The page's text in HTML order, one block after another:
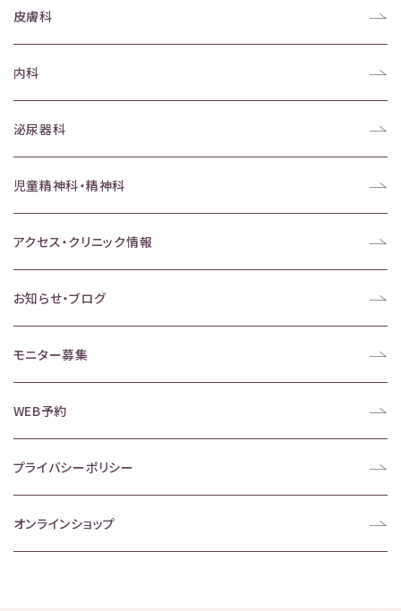
皮膚科
内科
泌尿器科
児童精神科・精神科
アクセス・クリニック情報
お知らせ・ブログ
モニター募集
WEB予約
プライバシーポリシー
オンラインショップ